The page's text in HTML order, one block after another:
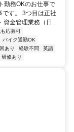
勤務OKのお仕事で
す。 3つ目は正社
資金管理業務（日...
応募可
バイク通勤OK
あり 経験不問
英語
研修あり